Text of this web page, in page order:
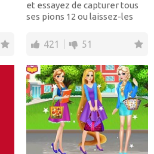
et essayez de capturer tous
ses pions 12 ou laissez-les
421 51